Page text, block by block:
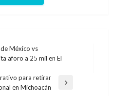
México vs
aforo a 25 mil en El
para retirar
en Michoacán